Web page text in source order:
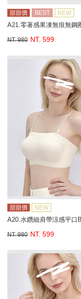
甜甜價 BEST NEW
A21.零著感果凍無痕無鋼
NT. 980 NT. 599
甜甜價 NEW
A20.水鑽細肩帶涼感平口
NT. 980 NT. 599